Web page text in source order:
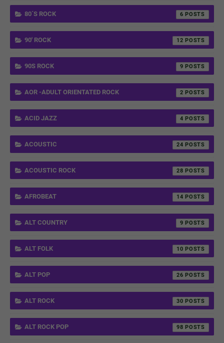
80´S ROCK 6
90' ROCK 12
90S ROCK 9
AOR -ADULT ORIENTATED ROCK 2
ACID JAZZ 4
ACOUSTIC 24
ACOUSTIC ROCK 28
AFROBEAT 14
ALT COUNTRY 9
ALT FOLK 10
ALT POP 26
ALT ROCK 30
ALT ROCK POP 98